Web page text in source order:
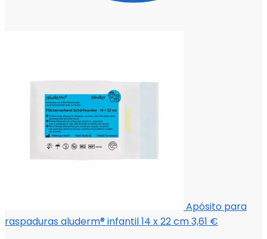
Apósito para
raspaduras aluderm® infantil 14 x 22 cm3,61 €